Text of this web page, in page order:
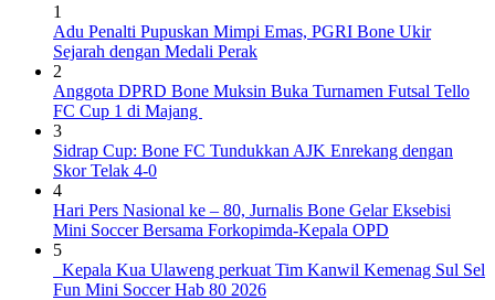
1
Adu Penalti Pupuskan Mimpi Emas, PGRI Bone Ukir
Sejarah dengan Medali Perak
2
Anggota DPRD Bone Muksin Buka Turnamen Futsal Tello
FC Cup 1 di Majang
3
Sidrap Cup: Bone FC Tundukkan AJK Enrekang dengan
Skor Telak 4-0
4
Hari Pers Nasional ke – 80, Jurnalis Bone Gelar Eksebisi
Mini Soccer Bersama Forkopimda-Kepala OPD
5
Kepala Kua Ulaweng perkuat Tim Kanwil Kemenag Sul Sel
Fun Mini Soccer Hab 80 2026